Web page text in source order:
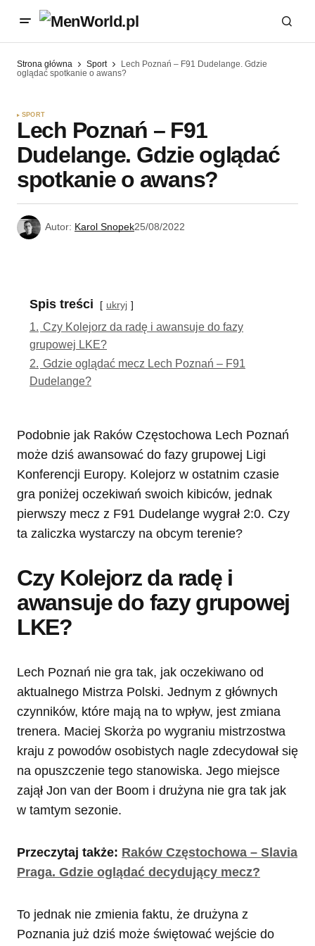
Strona główna Sport
Lech Poznań – F91 Dudelange. Gdzie
oglądać spotkanie o awans?
SPORT
Lech Poznań – F91
Dudelange. Gdzie oglądać
spotkanie o awans?
Autor: Karol Snopek25/08/2022
Spis treści ukryj
1. Czy Kolejorz da radę i awansuje do fazy
grupowej LKE?
2. Gdzie oglądać mecz Lech Poznań – F91
Dudelange?
Podobnie jak Raków Częstochowa Lech Poznań
może dziś awansować do fazy grupowej Ligi
Konferencji Europy. Kolejorz w ostatnim czasie
gra poniżej oczekiwań swoich kibiców, jednak
pierwszy mecz z F91 Dudelange wygrał 2:0. Czy
ta zaliczka wystarczy na obcym terenie?
Czy Kolejorz da radę i
awansuje do fazy grupowej
LKE?
Lech Poznań nie gra tak, jak oczekiwano od
aktualnego Mistrza Polski. Jednym z głównych
czynników, które mają na to wpływ, jest zmiana
trenera. Maciej Skorża po wygraniu mistrzostwa
kraju z powodów osobistych nagle zdecydował się
na opuszczenie tego stanowiska. Jego miejsce
zajął Jon van der Boom i drużyna nie gra tak jak
w tamtym sezonie.
Przeczytaj także: Raków Częstochowa – Slavia
Praga. Gdzie oglądać decydujący mecz?
To jednak nie zmienia faktu, że drużyna z
Poznania już dziś może świętować wejście do